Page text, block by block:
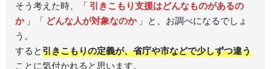
そう考えた時、「 引きこもり支援はどんなものがあるの
か 」「 どんな人が対象なのか 」と、お調べになるでしょ
う。
すると引きこもりの定義が、省庁や市などで少しずつ違う
ことに気付かれると思います。